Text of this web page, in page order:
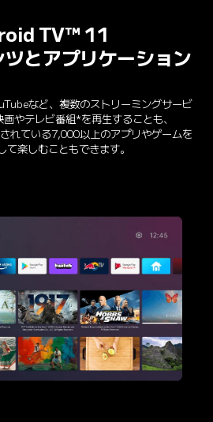
TV™ 11
とアプリケーション
など、複数のストリーミングサービ
やテレビ番組*を再生することも、
れている7,000以上のアプリやゲームを
て楽しむこともできます。